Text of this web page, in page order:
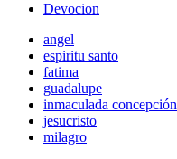
Devocion
angel
espiritu santo
fatima
guadalupe
inmaculada concepción
jesucristo
milagro